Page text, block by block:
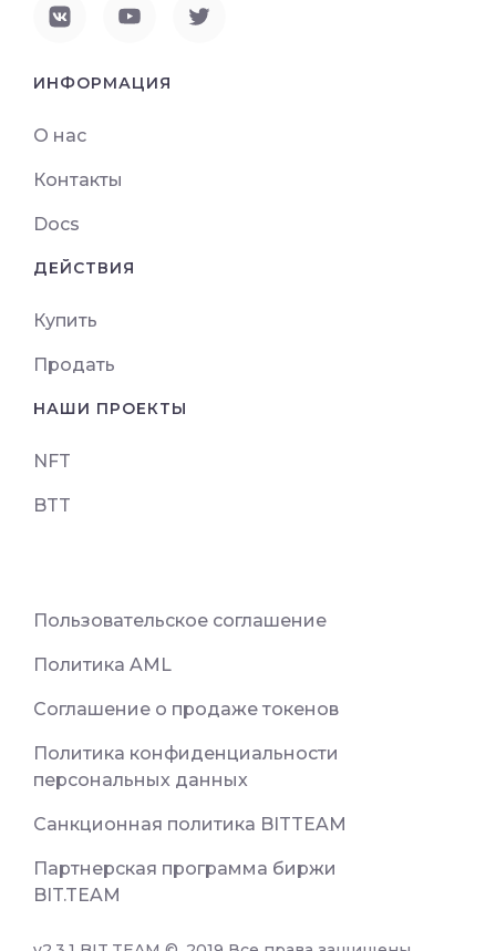
ИНФОРМАЦИЯ
О нас
Контакты
Docs
ДЕЙСТВИЯ
Купить
Продать
НАШИ ПРОЕКТЫ
NFT
BTT
Пользовательское соглашение
Политика AML
Соглашение о продаже токенов
Политика конфиденциальности
персональных данных
Санкционная политика BITTEAM
Партнерская программа биржи
BIT.TEAM